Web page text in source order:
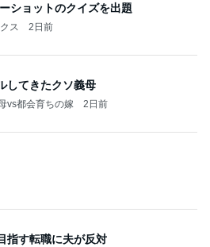
ショットのクイズを出題
ス 2日前
してきたクソ義母
vs都会育ちの嫁 2日前
指す転職に夫が反対